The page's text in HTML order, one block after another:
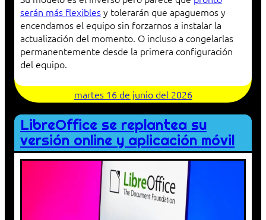
serán más flexiblesy tolerarán que apaguemos y
encendamos el equipo sin forzarnos a instalar la
actualización del momento. O incluso a congelarlas
permanentemente desde la primera configuración
del equipo.
martes 16 de junio del 2026
LibreOffice se replantea su
versión online y aplicación móvil